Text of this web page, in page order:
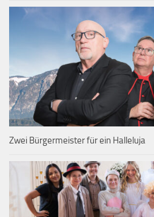
Zwei Bürgermeister für ein Halleluja